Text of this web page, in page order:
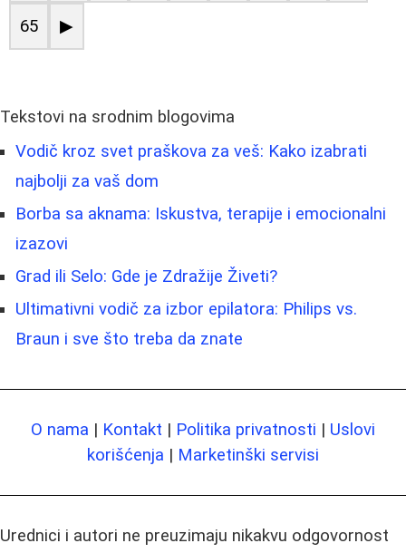
65 ▶
Tekstovi na srodnim blogovima
Vodič kroz svet praškova za veš: Kako izabrati
najbolji za vaš dom
Borba sa aknama: Iskustva, terapije i emocionalni
izazovi
Grad ili Selo: Gde je Zdražije Živeti?
Ultimativni vodič za izbor epilatora: Philips vs.
Braun i sve što treba da znate
O nama | Kontakt | Politika privatnosti | Uslovi
korišćenja | Marketinški servisi
Urednici i autori ne preuzimaju nikakvu odgovornost